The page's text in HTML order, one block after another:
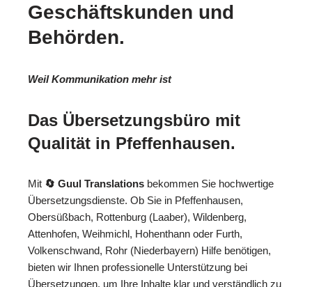
Geschäftskunden und
Behörden.
Weil Kommunikation mehr ist
Das Übersetzungsbüro mit
Qualität in Pfeffenhausen.
Mit 🔄 Guul Translations bekommen Sie hochwertige
Übersetzungsdienste. Ob Sie in Pfeffenhausen,
Obersüßbach, Rottenburg (Laaber), Wildenberg,
Attenhofen, Weihmichl, Hohenthann oder Furth,
Volkenschwand, Rohr (Niederbayern) Hilfe benötigen,
bieten wir Ihnen professionelle Unterstützung bei
Übersetzungen, um Ihre Inhalte klar und verständlich zu